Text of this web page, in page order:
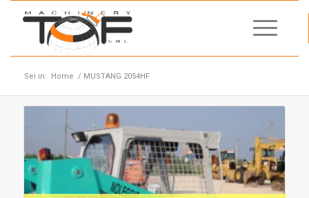
Sei in: Home / MUSTANG 2054HF